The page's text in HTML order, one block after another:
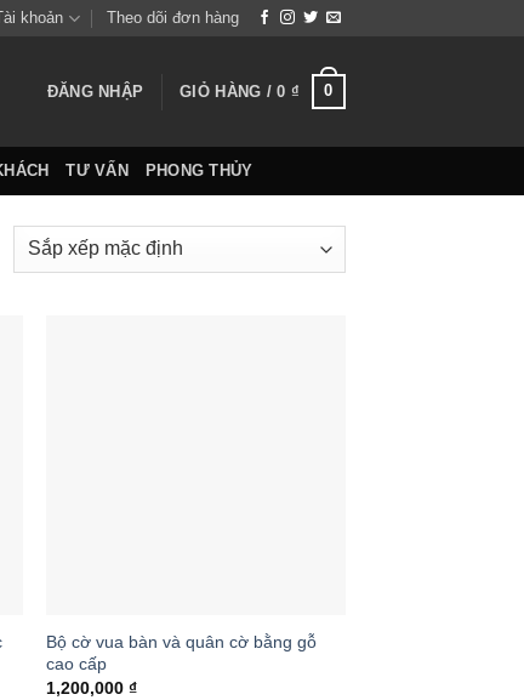
khoản Theo dõi đơn hàng
ĐĂNG NHẬP GIỎ HÀNG /0 ₫ 0
TƯ VẤN PHONG THỦY
Bộ cờ vua bàn và quân cờ bằng gỗ
cao cấp
1,200,000₫